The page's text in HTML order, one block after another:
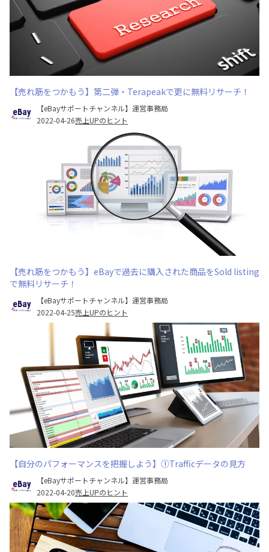
【売れ筋をつかもう】第二弾・Terapeakで更に無料リサーチ！
【eBayサポートチャンネル】運営事務局
2022-04-26売上UPのヒント
【売れ筋をつかもう】eBayで過去に購入された商品をSold listing
で無料リサーチ！
【eBayサポートチャンネル】運営事務局
2022-04-25売上UPのヒント
【自分のパフォーマンスを把握しよう】①Trafficデータの見方
【eBayサポートチャンネル】運営事務局
2022-04-20売上UPのヒント